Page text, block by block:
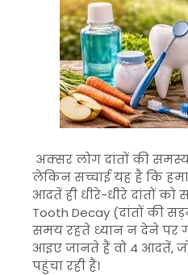
अक्सर लोग दांतों की
लेकिन सच्चाई यह है कि
आदतें ही धीरे-धीरे दांतों को
Tooth Decay (दांतों की
समय रहते ध्यान न देने पर
आइए जानते हैं वो 4 आदतें,
पहुंचा रही हैं।